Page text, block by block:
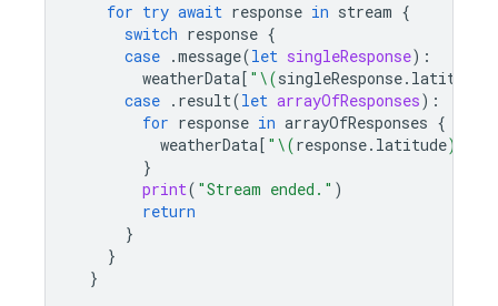
for try await response in stream {
switch response {
case .message(let singleResponse):
weatherData[ " \(singleResponse. latitude
case . result(let arrayOfResponses):
for response in arrayOfResponses {
weatherData[ " \(response. latitude)
}
print( "Stream ended." )
return
}
}
}